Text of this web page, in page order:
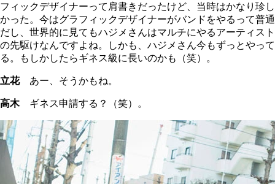
フィックデザイナーって肩書きだったけど、当時はかなり珍し
かった。今はグラフィックデザイナーがバンドをやるって普通
だし、世界的に見てもハジメさんはマルチにやるアーティスト
の先駆けなんですよね。しかも、ハジメさん今もずっとやって
る。もしかしたらギネス級に長いのかも（笑）。
立花あー、そうかもね。
高木ギネス申請する？（笑）。